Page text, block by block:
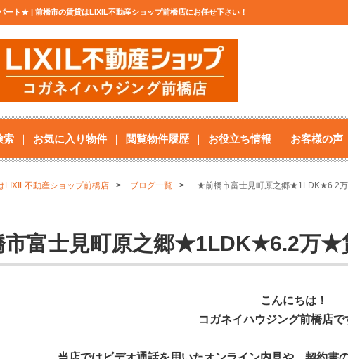
ト★ | 前橋市の賃貸はLIXIL不動産ショップ前橋店にお任せ下さい！
索 お気に入り物件 閲覧物件履歴 お役立ち情報 お客様の声
LIXIL不動産ショップ前橋店 ブログ一覧 ★前橋市富士見町原之郷★1LDK★6.2
富士見町原之郷★1LDK★6.2万★
こんにちは！
コガネイハウジング前橋店で